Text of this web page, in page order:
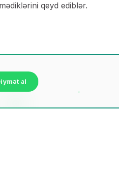
qeyd ediblər.
al